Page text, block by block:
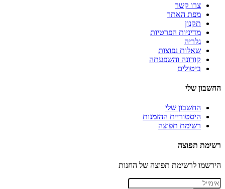
צרו קשר
מפת האתר
תקנון
מדיניות הפרטיות
גלריה
שאלות נפוצות
קורונה והשפעתה
ביטולים
החשבון שלי
החשבון שלי
היסטוריית ההזמנות
רשימת תפוצה
רשימת תפוצה
הירשמו לרשימת תפוצה של החנות